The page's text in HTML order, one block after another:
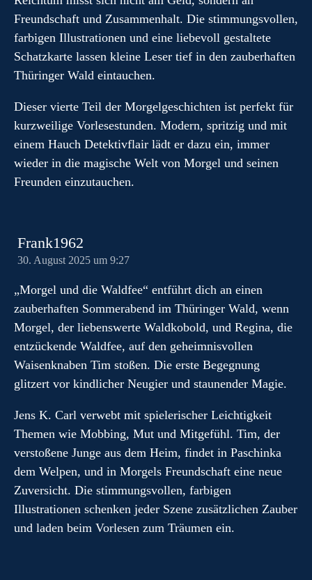
Freundschaft und Zusammenhalt. Die stimmungsvollen,
farbigen Illustrationen und eine liebevoll gestaltete
Schatzkarte lassen kleine Leser tief in den zauberhaften
Thüringer Wald eintauchen.
Dieser vierte Teil der Morgelgeschichten ist perfekt für
kurzweilige Vorlesestunden. Modern, spritzig und mit
einem Hauch Detektivflair lädt er dazu ein, immer
wieder in die magische Welt von Morgel und seinen
Freunden einzutauchen.
Frank1962
30. August 2025 um 9:27
„Morgel und die Waldfee“ entführt dich an einen
zauberhaften Sommerabend im Thüringer Wald, wenn
Morgel, der liebenswerte Waldkobold, und Regina, die
entzückende Waldfee, auf den geheimnisvollen
Waisenknaben Tim stoßen. Die erste Begegnung
glitzert vor kindlicher Neugier und staunender Magie.
Jens K. Carl verwebt mit spielerischer Leichtigkeit
Themen wie Mobbing, Mut und Mitgefühl. Tim, der
verstoßene Junge aus dem Heim, findet in Paschinka
dem Welpen, und in Morgels Freundschaft eine neue
Zuversicht. Die stimmungsvollen, farbigen
Illustrationen schenken jeder Szene zusätzlichen Zauber
und laden beim Vorlesen zum Träumen ein.